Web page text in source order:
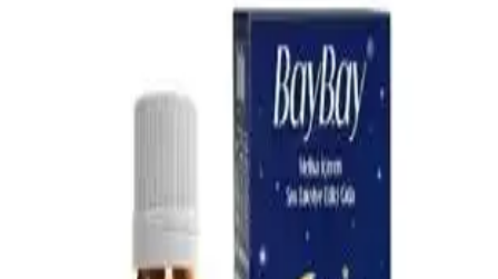
En İyi Bebek Gaz İlacı Seçimi: Güvenilir ve Doğal
Çözümlerle Bebek Rahatlığı
Bebeklerin gaz sancılarını hafifletmek için doğal ve güvenilir bebek
gaz ilaçları hakkında bilgi alın. Doğru ürün seçimiyle bebeğinizin
Omo Hijyen Ürünleri: Günlük Temizlik ve Hijyen
İçin Güvenilir Çözüm
Omo hijyen ürünleri, çocuklar ve ev kullanımı için etkili temizlik ve
hijyen sağlar, çok yönlü ürün yelpazesiyle günlük yaşamda güvenilir